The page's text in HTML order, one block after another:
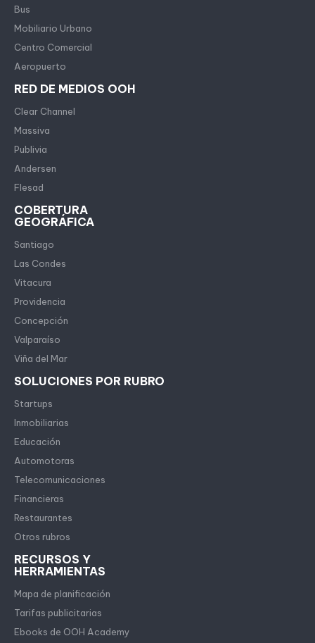
Bus
Mobiliario Urbano
Centro Comercial
Aeropuerto
RED DE MEDIOS OOH
Clear Channel
Massiva
Publivia
Andersen
Flesad
COBERTURA
GEOGRÁFICA
Santiago
Las Condes
Vitacura
Providencia
Concepción
Valparaíso
Viña del Mar
SOLUCIONES POR RUBRO
Startups
Inmobiliarias
Educación
Automotoras
Telecomunicaciones
Financieras
Restaurantes
Otros rubros
RECURSOS Y
HERRAMIENTAS
Mapa de planificación
Tarifas publicitarias
Ebooks de OOH Academy